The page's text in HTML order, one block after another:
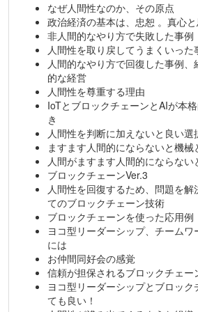
なぜ人間性なのか、その原点
政治経済の基本は、忠恕 。真心と
非人間的なやり方で失敗した事例
人間性を取り戻してうまくいった
人間的なやり方で回復した事例
的な経営
人間性を尊重する理由
IoTとブロックチェーンとAIが本
き
人間性を判断に加えないと良い選
ますます人間的にならないと機械
人間がますます人間的にならない
ブロックチェーンVer.3
人間性を回復するため、問題を
てのブロックチェーン技術
ブロックチェーンを使った応用例
ヨコ型リーダーシップ、チームワ
には
お仲間同好会の感覚
信頼が担保されるブロックチェー
ヨコ型リーダーシップとブロッ
ても良い！